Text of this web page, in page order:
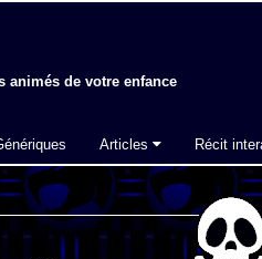
animés de votre enfance
Articles Récit